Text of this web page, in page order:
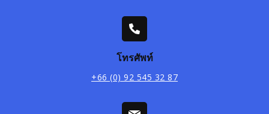
โทรศัพท์
+66 (0) 92 545 32 87